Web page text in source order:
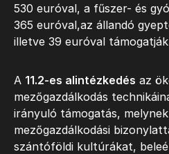
530 euróval, a fűszer- és
365 euróval,az állandó
illetve 39 euróval
A 11.2-es alintézkedés az
mezőgazdálkodás
irányuló támogatás,
mezőgazdálkodási
szántóföldi kultúrákat,